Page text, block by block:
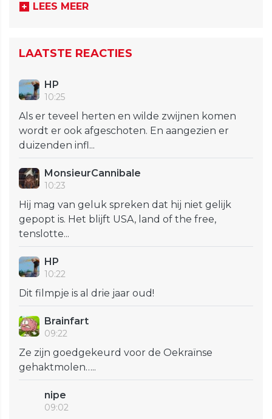
LEES MEER
LAATSTE REACTIES
HP
10:25
Als er teveel herten en wilde zwijnen komen
wordt er ook afgeschoten. En aangezien er
duizenden infl...
MonsieurCannibale
10:23
Hij mag van geluk spreken dat hij niet gelijk
gepopt is. Het blijft USA, land of the free,
tenslotte...
HP
10:22
Dit filmpje is al drie jaar oud!
Brainfart
09:22
Ze zijn goedgekeurd voor de Oekraïnse
gehaktmolen…..
nipe
09:02